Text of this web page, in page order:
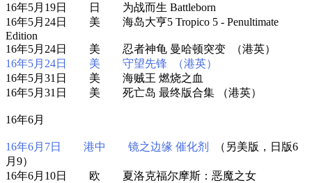
16年5月19日 日 为战而生 Battleborn
16年5月24日 美 海岛大亨5 Tropico 5 - Penultimate
Edition
16年5月24日 美 忍者神龟 曼哈顿突变 （港英）
16年5月24日 美 守望先锋 （港英）
16年5月31日 美 海贼王 燃烧之血
16年5月31日 美 死亡岛 最终版合集 （港英）
16年6月
16年6月7日 港中 镜之边缘 催化剂
（另美版，日版6
月9）
16年6月10日 欧 夏洛克福尔摩斯：恶魔之女